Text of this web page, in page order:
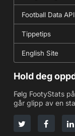
Football Data
Tippetips
English Site
Hold deg
Følg FootyStats
går glipp av en